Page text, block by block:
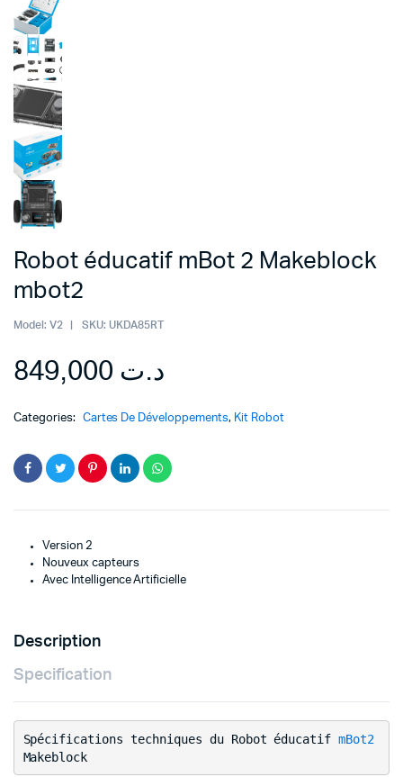
Robot éducatif mBot 2 Makeblock
mbot2
Model: V2 SKU: UKDA85RT
د.ت
Categories: Cartes De Développements, Kit Robot
Version 2
Nouveux capteurs
Avec Intelligence Artificielle
Description
Specification
Spécifications techniques du Robot éducatifmBot2